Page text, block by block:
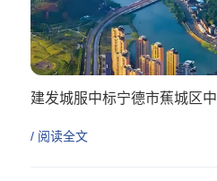
建发城服中标宁德市蕉城区
/ 阅读全文